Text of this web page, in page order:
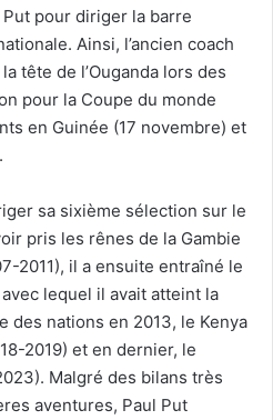
pour diriger la barre
Ainsi, l’ancien coach
tête de l’Ouganda lors des
pour la Coupe du monde
en Guinée (17 novembre) et
sa sixième sélection sur le
pris les rênes de la Gambie
2011), il a ensuite entraîné le
lequel il avait atteint la
des nations en 2013, le Kenya
2019) et en dernier, le
Malgré des bilans très
aventures, Paul Put